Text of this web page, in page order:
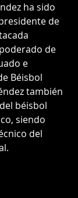
ha sido
de
de
e
Béisbol
también
béisbol
siendo
del